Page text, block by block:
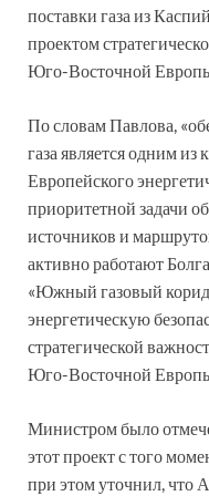
поставки газа из
проектом
Юго-Восточной
По словам Павлова,
газа является одним
Европейского
приоритетной задачи
источников и
активно работают
«Южный газовый
энергетическую
стратегической
Юго-Восточной
Министром было
этот проект с того
при этом уточнил, что